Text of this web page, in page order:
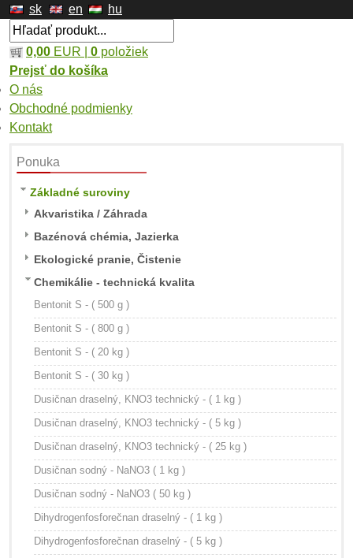
sk en hu
0,00 EUR | 0 položiek
Prejsť do košíka
O nás
Obchodné podmienky
Kontakt
Ponuka
Základné suroviny
Akvaristika / Záhrada
Bazénová chémia, Jazierka
Ekologické pranie, Čistenie
Chemikálie - technická kvalita
Bentonit S - ( 500 g )
Bentonit S - ( 800 g )
Bentonit S - ( 20 kg )
Bentonit S - ( 30 kg )
Dusičnan draselný, KNO3 technický - ( 1 kg )
Dusičnan draselný, KNO3 technický - ( 5 kg )
Dusičnan draselný, KNO3 technický - ( 25 kg )
Dusičnan sodný - NaNO3 ( 1 kg )
Dusičnan sodný - NaNO3 ( 50 kg )
Dihydrogenfosforečnan draselný - ( 1 kg )
Dihydrogenfosforečnan draselný - ( 5 kg )